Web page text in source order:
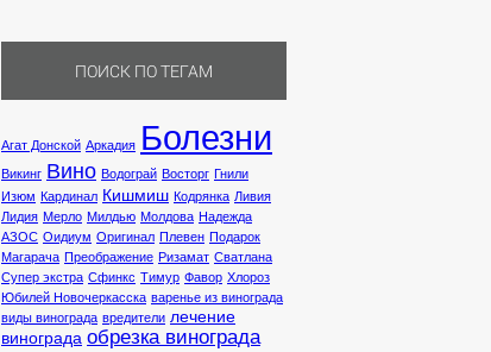
ПОИСК ПО ТЕГАМ
Агат Донской Аркадия Болезни
Викинг Вино Водограй Восторг Гнили
Изюм Кардинал Кишмиш Кодрянка Ливия
Лидия Мерло Милдью Молдова Надежда
АЗОС Оидиум Оригинал Плевен Подарок
Магарача Преображение Ризамат Сватлана
Супер экстра Сфинкс Тимур Фавор Хлороз
Юбилей Новочеркасска варенье из винограда
виды винограда вредители лечение
винограда обрезка винограда